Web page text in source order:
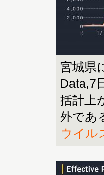
宮城県
Data,7
括計上
外であ
ウイル